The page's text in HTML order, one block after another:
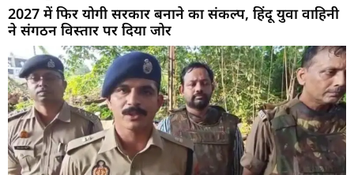
2027 में फिर योगी सरकार बनाने का संकल्प, हिंदू युवा वाहिनी
ने संगठन विस्तार पर दिया जोर